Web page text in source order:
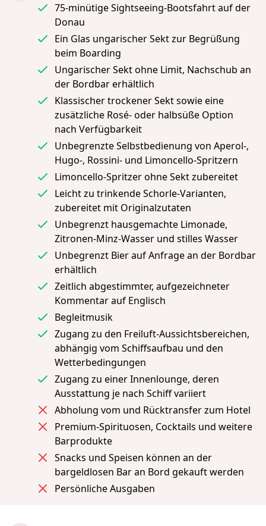
75-minütige Sightseeing-Bootsfahrt auf der
Donau
Ein Glas ungarischer Sekt zur Begrüßung
beim Boarding
Ungarischer Sekt ohne Limit, Nachschub an
der Bordbar erhältlich
Klassischer trockener Sekt sowie eine
zusätzliche Rosé- oder halbsüße Option
nach Verfügbarkeit
Unbegrenzte Selbstbedienung von Aperol-,
Hugo-, Rossini- und Limoncello-Spritzern
Limoncello-Spritzer ohne Sekt zubereitet
Leicht zu trinkende Schorle-Varianten,
zubereitet mit Originalzutaten
Unbegrenzt hausgemachte Limonade,
Zitronen-Minz-Wasser und stilles Wasser
Unbegrenzt Bier auf Anfrage an der Bordbar
erhältlich
Zeitlich abgestimmter, aufgezeichneter
Kommentar auf Englisch
Begleitmusik
Zugang zu den Freiluft-Aussichtsbereichen,
abhängig vom Schiffsaufbau und den
Wetterbedingungen
Zugang zu einer Innenlounge, deren
Ausstattung je nach Schiff variiert
Abholung vom und Rücktransfer zum Hotel
Premium-Spirituosen, Cocktails und weitere
Barprodukte
Snacks und Speisen können an der
bargeldlosen Bar an Bord gekauft werden
Persönliche Ausgaben